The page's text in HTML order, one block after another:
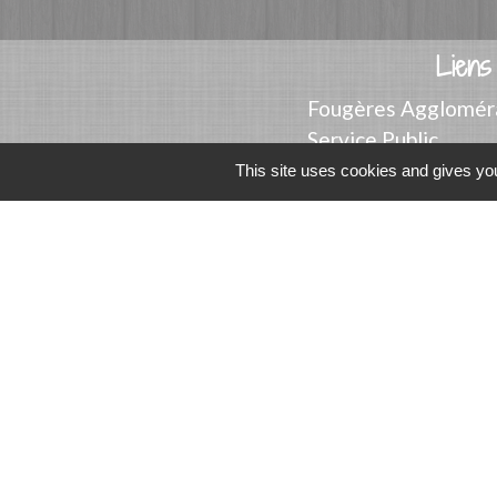
Liens
Fougères
Service Public
Département
Région Bretagne
This site uses cookies and gives